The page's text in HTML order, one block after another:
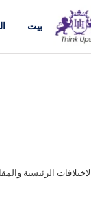
بيت
الرئيسية